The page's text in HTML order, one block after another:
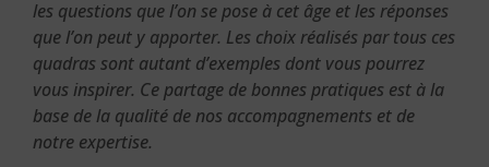
les questions que l’on se pose à cet âge et les réponses
que l’on peut y apporter. Les choix réalisés par tous ces
quadras sont autant d’exemples dont vous pourrez
vous inspirer. Ce partage de bonnes pratiques est à la
base de la qualité de nos accompagnements et de
notre expertise.